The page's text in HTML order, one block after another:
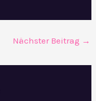
Nächster Beitrag →